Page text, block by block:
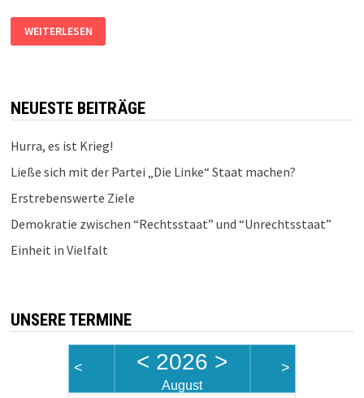
REICHES
LAND?
ARME
WEITERLESEN
NEUESTE BEITRÄGE
Hurra, es ist Krieg!
Ließe sich mit der Partei „Die Linke“ Staat machen?
Erstrebenswerte Ziele
Demokratie zwischen “Rechtsstaat” und “Unrechtsstaat”
Einheit in Vielfalt
UNSERE TERMINE
< < 2026 >
August
>